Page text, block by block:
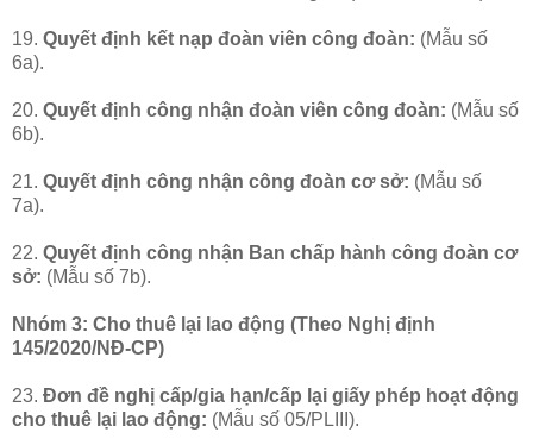
19. Quyết định kết nạp đoàn viên công đoàn: (Mẫu số
6a).
20. Quyết định công nhận đoàn viên công đoàn: (Mẫu số
6b).
21. Quyết định công nhận công đoàn cơ sở: (Mẫu số
7a).
22. Quyết định công nhận Ban chấp hành công đoàn cơ
sở: (Mẫu số 7b).
Nhóm 3: Cho thuê lại lao động (Theo Nghị định
145/2020/NĐ-CP)
23. Đơn đề nghị cấp/gia hạn/cấp lại giấy phép hoạt động
cho thuê lại lao động: (Mẫu số 05/PLIII).